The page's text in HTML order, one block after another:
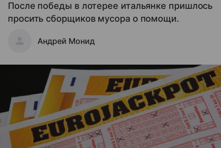
После победы в лотерее итальянке пришлось
просить сборщиков мусора о помощи.
Андрей Монид